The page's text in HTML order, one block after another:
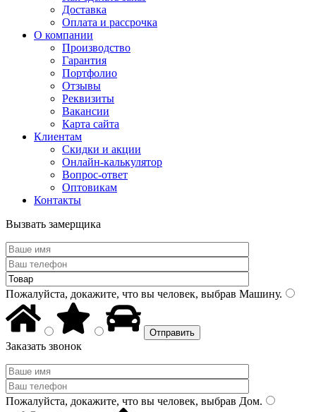
Доставка
Оплата и рассрочка
О компании
Производство
Гарантия
Портфолио
Отзывы
Реквизиты
Вакансии
Карта сайта
Клиентам
Скидки и акции
Онлайн-калькулятор
Вопрос-ответ
Оптовикам
Контакты
Вызвать замерщика
Пожалуйста, докажите, что вы человек, выбрав Машину.
Заказать звонок
Пожалуйста, докажите, что вы человек, выбрав Дом.